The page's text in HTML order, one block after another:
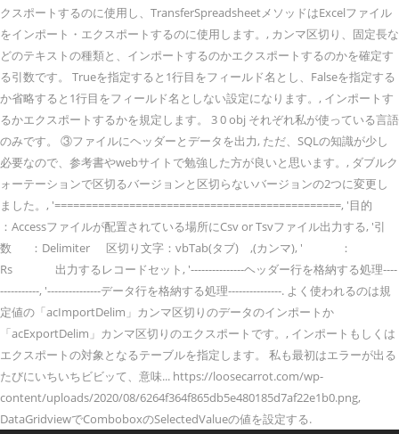
クスポートするのに使用し、TransferSpreadsheetメソッドはExcelファイル
をインポート・エクスポートするのに使用します。, カンマ区切り、固定長な
どのテキストの種類と、インポートするのかエクスポートするのかを確定す
る引数です。 Trueを指定すると1行目をフィールド名とし、Falseを指定する
か省略すると1行目をフィールド名としない設定になります。, インポートす
るかエクスポートするかを規定します。 3 0 obj それぞれ私が使っている言語
のみです。 ③ファイルにヘッダーとデータを出力, ただ、SQLの知識が少し
必要なので、参考書やwebサイトで勉強した方が良いと思います。, ダブルク
ォーテーションで区切るバージョンと区切らないバージョンの2つに変更し
ました。, '==============================================, '目的
：Accessファイルが配置されている場所にCsv or Tsvファイル出力する, '引
数 ：Delimiter 区切り文字：vbTab(タブ) ,(カンマ), ' ：
Rs 出力するレコードセット, '---------------ヘッダー行を格納する処理----
-----------, '---------------データ行を格納する処理---------------. よく使われるのは規
定値の「acImportDelim」カンマ区切りのデータのインポートか
「acExportDelim」カンマ区切りのエクスポートです。, インポートもしくは
エクスポートの対象となるテーブルを指定します。 私も最初はエラーが出る
たびにいちいちビビッて、意味... https://loosecarrot.com/wp-
content/uploads/2020/08/6264f364f865db5e480185d7af22e1b0.png,
DataGridviewでComboboxのSelectedValueの値を設定する.